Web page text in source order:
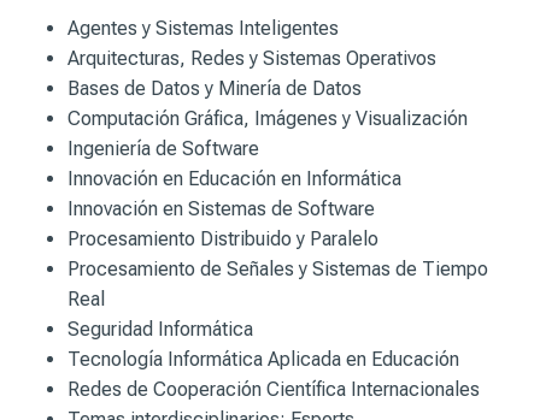
Agentes y Sistemas Inteligentes
Arquitecturas, Redes y Sistemas Operativos
Bases de Datos y Minería de Datos
Computación Gráfica, Imágenes y Visualización
Ingeniería de Software
Innovación en Educación en Informática
Innovación en Sistemas de Software
Procesamiento Distribuido y Paralelo
Procesamiento de Señales y Sistemas de Tiempo
Real
Seguridad Informática
Tecnología Informática Aplicada en Educación
Redes de Cooperación Científica Internacionales